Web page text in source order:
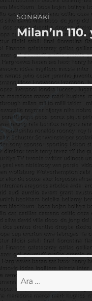
SONRAKI
Sonraki
yazı:
Milan’ın
Ara: